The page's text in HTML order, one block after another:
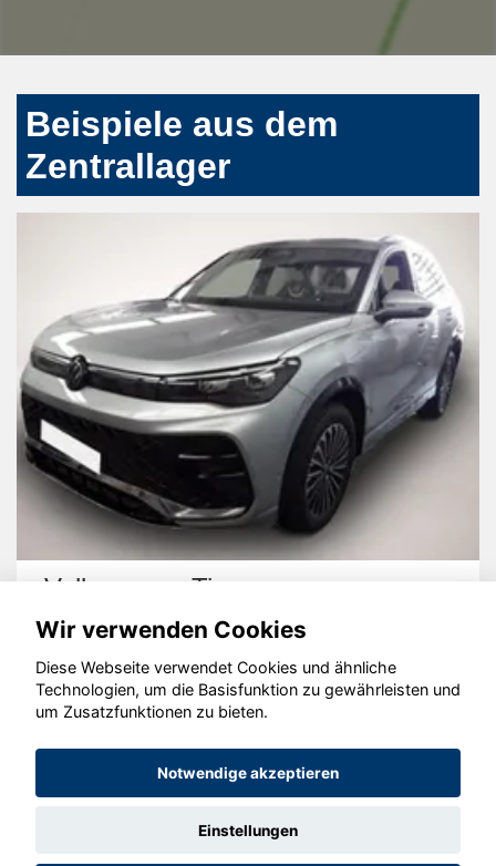
Beispiele aus dem
Zentrallager
Volkswagen Tiguan
© konjunkturmotor.de GmbH 2020 - 2026
Wir verwenden Cookies
Diese Webseite verwendet Cookies und ähnliche
Technologien, um die Basisfunktion zu gewährleisten und
um Zusatzfunktionen zu bieten.
Notwendige akzeptieren
Einstellungen